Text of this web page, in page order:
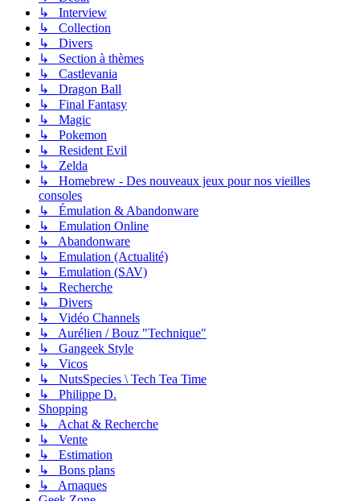
↳ Interview
↳ Collection
↳ Divers
↳ Section à thèmes
↳ Castlevania
↳ Dragon Ball
↳ Final Fantasy
↳ Magic
↳ Pokemon
↳ Resident Evil
↳ Zelda
↳ Homebrew - Des nouveaux jeux pour nos vieilles
consoles
↳ Émulation & Abandonware
↳ Emulation Online
↳ Abandonware
↳ Emulation (Actualité)
↳ Emulation (SAV)
↳ Recherche
↳ Divers
↳ Vidéo Channels
↳ Aurélien / Bouz "Technique"
↳ Gangeek Style
↳ Vicos
↳ NutsSpecies \ Tech Tea Time
↳ Philippe D.
Shopping
↳ Achat & Recherche
↳ Vente
↳ Estimation
↳ Bons plans
↳ Arnaques